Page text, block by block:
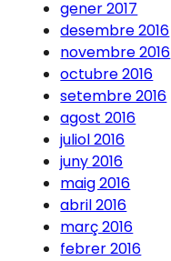
gener 2017
desembre 2016
novembre 2016
octubre 2016
setembre 2016
agost 2016
juliol 2016
juny 2016
maig 2016
abril 2016
març 2016
febrer 2016